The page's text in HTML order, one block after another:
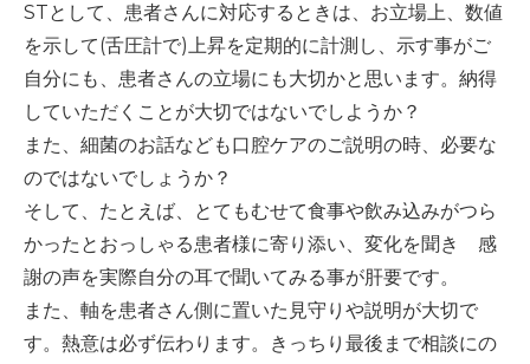
電話する
STとして、患者さんに対応するときは、お立場上、数値
を示して(舌圧計で)上昇を定期的に計測し、示す事がご
自分にも、患者さんの立場にも大切かと思います。納得
していただくことが大切ではないでしようか？
また、細菌のお話なども口腔ケアのご説明の時、必要な
のではないでしょうか？
そして、たとえば、とてもむせて食事や飲み込みがつら
かったとおっしゃる患者様に寄り添い、変化を聞き 感
謝の声を実際自分の耳で聞いてみる事が肝要です。
また、軸を患者さん側に置いた見守りや説明が大切で
す。熱意は必ず伝わります。きっちり最後まで相談にの